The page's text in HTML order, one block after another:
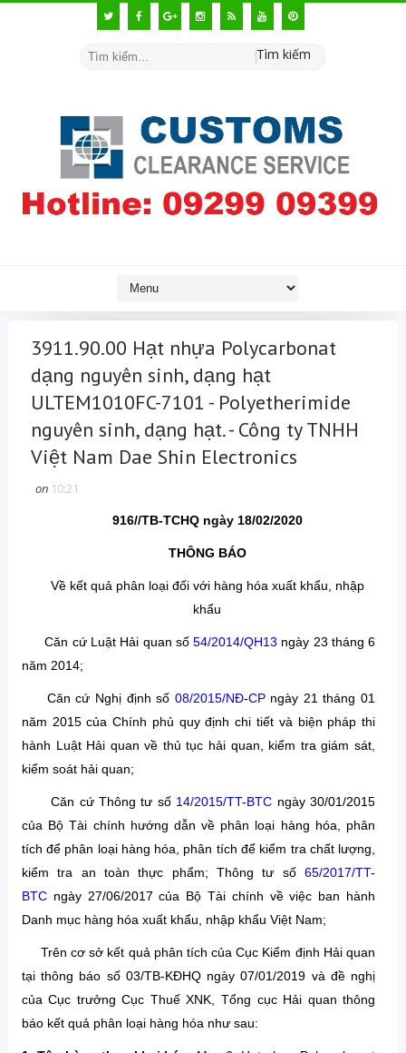
Tìm kiếm
3911.90.00 Hạt nhựa Polycarbonat
dạng nguyên sinh, dạng hạt
ULTEM1010FC-7101 - Polyetherimide
nguyên sinh, dạng hạt. - Công ty TNHH
Việt Nam Dae Shin Electronics
on 10:21
916//TB-TCHQ ngày 18/02/2020
THÔNG BÁO
Về kết quả phân loại đối với hàng hóa xuất khẩu, nhập
khẩu
Căn cứ Luật Hải quan số54/2014/QH13 ngày 23 tháng 6
năm 2014;
Căn cứ Nghị định số 08/2015/NĐ-CPngày 21 tháng 01
năm 2015 của Chính phủ quy định chi tiết và biện pháp thi
hành Luật Hải quan về thủ tục hải quan, kiểm tra giám sát,
kiểm soát hải quan;
Căn cứ Thông tư số 14/2015/TT-BTC ngày 30/01/2015
của Bộ Tài chính hướng dẫn về phân loại hàng hóa, phân
tích để phân loại hàng hóa, phân tích để kiểm tra chất lượng,
kiểm tra an toàn thực phẩm; Thông tư số65/2017/TT-
BTCngày 27/06/2017 của Bộ Tài chính về việc ban hành
Danh mục hàng hóa xuất khẩu, nhập khẩu Việt Nam;
Trên cơ sở kết quả phân tích của Cục Kiểm định Hải quan
tại thông báo số 03/TB-KĐHQ ngày 07/01/2019 và đề nghị
của Cục trưởng Cục Thuế XNK, Tổng cục Hải quan thông
báo kết quả phân loại hàng hóa như sau: